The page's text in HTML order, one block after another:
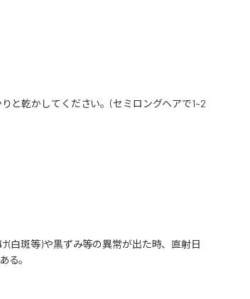
と乾かしてください。(セミロングヘアで1~2
(白斑等)や黒ずみ等の異常が出た時、直射日
る。